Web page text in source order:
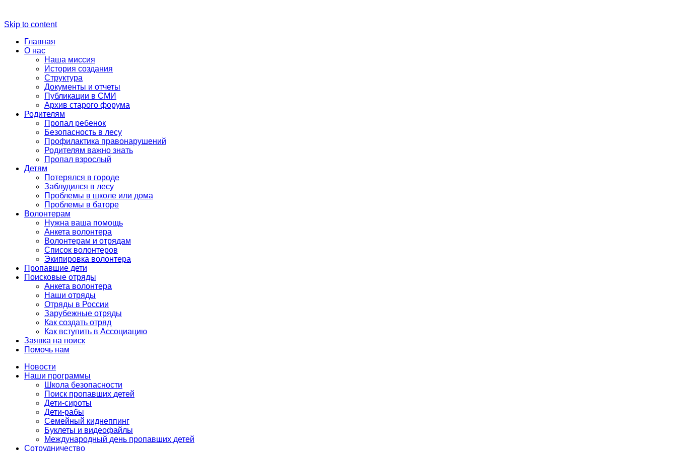
Skip to content
Главная
О нас
Наша миссия
История создания
Структура
Документы и отчеты
Публикации в СМИ
Архив старого форума
Родителям
Пропал ребенок
Безопасность в лесу
Профилактика правонарушений
Родителям важно знать
Пропал взрослый
Детям
Потерялся в городе
Заблудился в лесу
Проблемы в школе или дома
Проблемы в баторе
Волонтерам
Нужна ваша помощь
Анкета волонтера
Волонтерам и отрядам
Список волонтеров
Экипировка волонтера
Пропавшие дети
Поисковые отряды
Анкета волонтера
Наши отряды
Отряды в России
Зарубежные отряды
Как создать отряд
Как вступить в Ассоциацию
Заявка на поиск
Помочь нам
Новости
Наши программы
Школа безопасности
Поиск пропавших детей
Дети-сироты
Дети-рабы
Семейный киднеппинг
Буклеты и видеофайлы
Международный день пропавших детей
Сотрудничество